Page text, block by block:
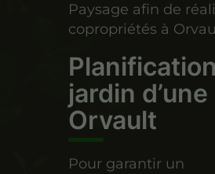
Paysage afin de
copropriétés à
jardin
Orvault
Pour garantir un